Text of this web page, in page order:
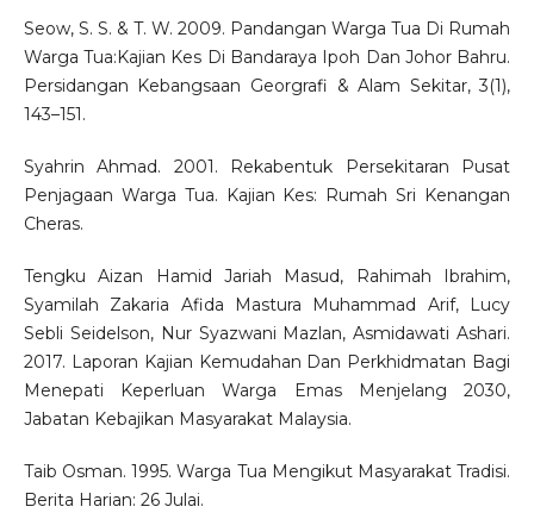
Seow, S. S. & T. W. 2009. Pandangan Warga Tua Di Rumah
Warga Tua:Kajian Kes Di Bandaraya Ipoh Dan Johor Bahru.
Persidangan Kebangsaan Georgrafi & Alam Sekitar, 3(1),
143–151.
Syahrin Ahmad. 2001. Rekabentuk Persekitaran Pusat
Penjagaan Warga Tua. Kajian Kes: Rumah Sri Kenangan
Cheras.
Tengku Aizan Hamid Jariah Masud, Rahimah Ibrahim,
Syamilah Zakaria Afida Mastura Muhammad Arif, Lucy
Sebli Seidelson, Nur Syazwani Mazlan, Asmidawati Ashari.
2017. Laporan Kajian Kemudahan Dan Perkhidmatan Bagi
Menepati Keperluan Warga Emas Menjelang 2030,
Jabatan Kebajikan Masyarakat Malaysia.
Taib Osman. 1995. Warga Tua Mengikut Masyarakat Tradisi.
Berita Harian: 26 Julai.